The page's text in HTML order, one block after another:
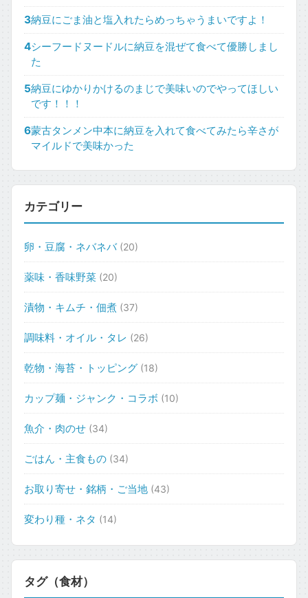
3納豆にごま油と塩入れたらめっちゃうまいですよ！
4シーフードヌードルに納豆を混ぜて食べて優勝しまし
た
5納豆にゆかりかけるのまじで美味いのでやってほしい
です！！！
6蒙古タンメン中本に納豆を入れて食べてみたら辛さが
マイルドで美味かった
カテゴリー
卵・豆腐・ネバネバ (20)
薬味・香味野菜 (20)
漬物・キムチ・佃煮 (37)
調味料・オイル・タレ (26)
乾物・海苔・トッピング (18)
カップ麺・ジャンク・コラボ (10)
魚介・肉のせ (34)
ごはん・主食もの (34)
お取り寄せ・銘柄・ご当地 (43)
変わり種・ネタ (14)
タグ（食材）